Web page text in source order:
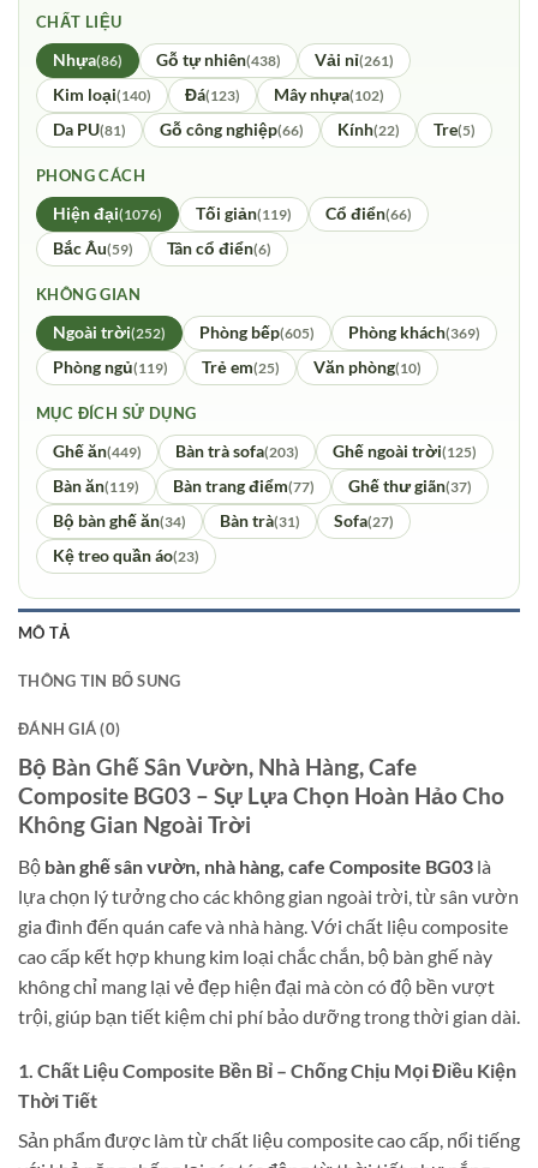
CHẤT LIỆU
Nhựa(86) Gỗ tự nhiên(438) Vải nỉ(261)
Kim loại(140) Đá(123) Mây nhựa(102)
Da PU(81) Gỗ công nghiệp(66) Kính(22) Tre(5)
PHONG CÁCH
Hiện đại(1076) Tối giản(119) Cổ điển(66)
Bắc Âu(59) Tân cổ điển(6)
KHÔNG GIAN
Ngoài trời(252) Phòng bếp(605) Phòng khách(369)
Phòng ngủ(119) Trẻ em(25) Văn phòng(10)
MỤC ĐÍCH SỬ DỤNG
Ghế ăn(449) Bàn trà sofa(203) Ghế ngoài trời(125)
Bàn ăn(119) Bàn trang điểm(77) Ghế thư giãn(37)
Bộ bàn ghế ăn(34) Bàn trà(31) Sofa(27)
Kệ treo quần áo(23)
MÔ TẢ
THÔNG TIN BỔ SUNG
ĐÁNH GIÁ (0)
Bộ Bàn Ghế Sân Vườn, Nhà Hàng, Cafe
Composite BG03 – Sự Lựa Chọn Hoàn Hảo Cho
Không Gian Ngoài Trời
Bộ bàn ghế sân vườn, nhà hàng, cafe Composite BG03 là
lựa chọn lý tưởng cho các không gian ngoài trời, từ sân vườn
gia đình đến quán cafe và nhà hàng. Với chất liệu composite
cao cấp kết hợp khung kim loại chắc chắn, bộ bàn ghế này
không chỉ mang lại vẻ đẹp hiện đại mà còn có độ bền vượt
trội, giúp bạn tiết kiệm chi phí bảo dưỡng trong thời gian dài.
1. Chất Liệu Composite Bền Bỉ – Chống Chịu Mọi Điều Kiện
Thời Tiết
Sản phẩm được làm từ chất liệu composite cao cấp, nổi tiếng